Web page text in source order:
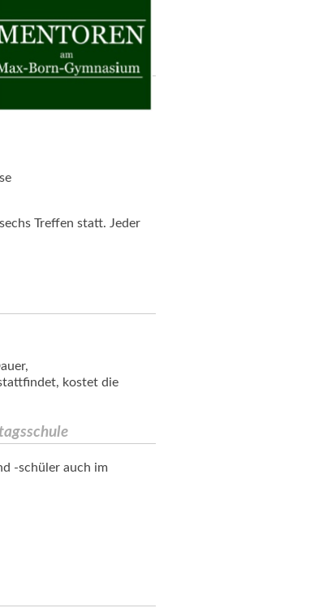
Treffen statt. Jeder
kostet die
-schüler auch im